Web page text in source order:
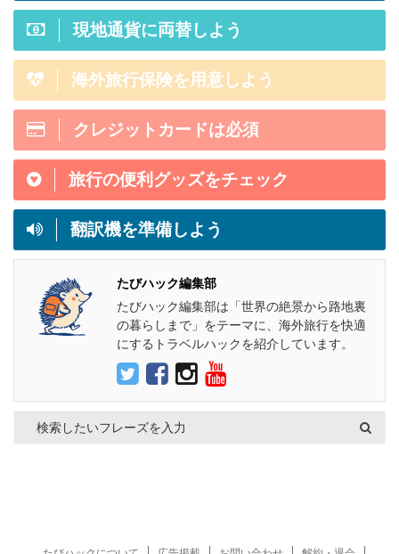
現地通貨に両替しよう
海外旅行保険を用意しよう
クレジットカードは必須
旅行の便利グッズをチェック
翻訳機を準備しよう
たびハック編集部
たびハック編集部は「世界の絶景から路地裏
の暮らしまで」をテーマに、海外旅行を快適
にするトラベルハックを紹介しています。